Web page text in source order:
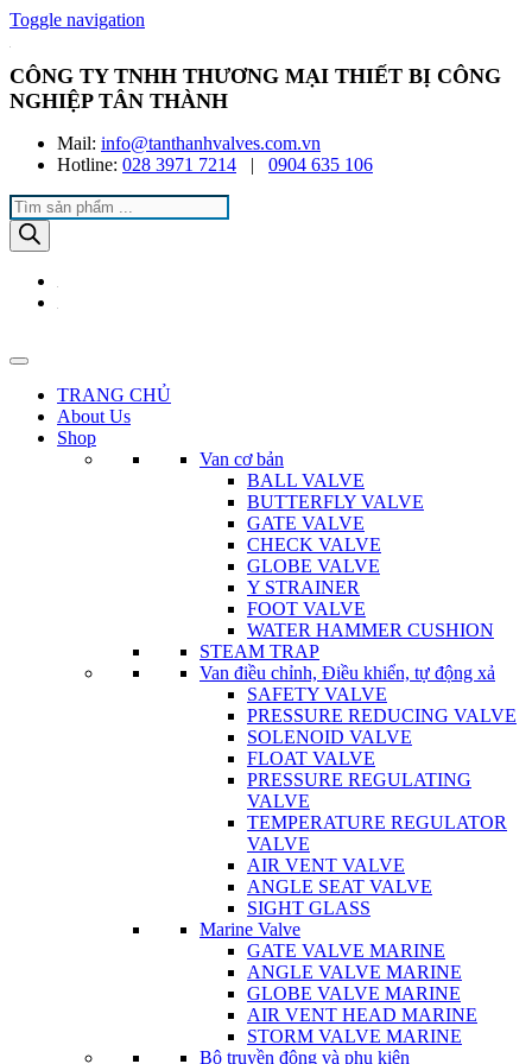
Toggle navigation
CÔNG TY TNHH THƯƠNG MẠI THIẾT BỊ CÔNG
NGHIỆP TÂN THÀNH
Mail: info@tanthanhvalves.com.vn
Hotline: 028 3971 7214 | 0904 635 106
Products
search
TRANG CHỦ
About Us
Shop
Van cơ bản
BALL VALVE
BUTTERFLY VALVE
GATE VALVE
CHECK VALVE
GLOBE VALVE
Y STRAINER
FOOT VALVE
WATER HAMMER CUSHION
STEAM TRAP
Van điều chỉnh, Điều khiển, tự động xả
SAFETY VALVE
PRESSURE REDUCING VALVE
SOLENOID VALVE
FLOAT VALVE
PRESSURE REGULATING
VALVE
TEMPERATURE REGULATOR
VALVE
AIR VENT VALVE
ANGLE SEAT VALVE
SIGHT GLASS
Marine Valve
GATE VALVE MARINE
ANGLE VALVE MARINE
GLOBE VALVE MARINE
AIR VENT HEAD MARINE
STORM VALVE MARINE
Bộ truyền động và phụ kiện